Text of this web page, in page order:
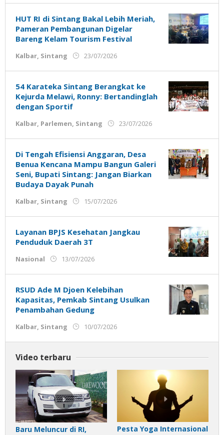
Ujung
Jemari
HUT RI di Sintang Bakal Lebih Meriah,
Pameran Pembangunan Digelar
Bareng Kelam Tourism Festival
Kalbar Sintang 23/07/2026
Ujung
Jemari
54 Karateka Sintang Berangkat ke
Kejurda Melawi, Ronny: Bertandinglah
dengan Sportif
Kalbar Parlemen Sintang 23/07/2026
Ujung
Jemari
Di Tengah Efisiensi Anggaran, Desa
Benua Kencana Mampu Bangun Galeri
Seni, Bupati Sintang: Jangan Biarkan
Budaya Dayak Punah
Kalbar Sintang 15/07/2026
Ujung
Jemari
Layanan BPJS Kesehatan Jangkau
Penduduk Daerah 3T
Nasional 13/07/2026
Ujung
Jemari
RSUD Ade M Djoen Kelebihan
Kapasitas, Pemkab Sintang Usulkan
Penambahan Gedung
Kalbar Sintang 10/07/2026
Ujung
Video terbaru
Baru Meluncur di RI,
Pesta Yoga Internasional